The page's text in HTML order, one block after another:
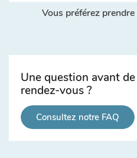
Vous préférez
Une question avant
rendez-vous ?
Consultez notre FAQ